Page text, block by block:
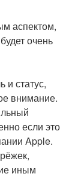
аспектом,
очень
и статус,
внимание.
если это
Apple.
иным